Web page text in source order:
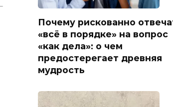
Почему рискованно
«всё в порядке» на вопрос
«как дела»: о чем
предостерегает древняя
мудрость